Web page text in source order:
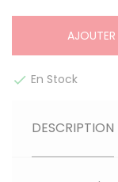
AJOUTER
 En Stock
DESCRIPTION